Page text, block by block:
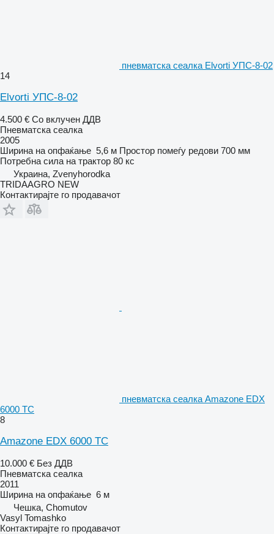
пневматска сеалка Elvorti УПС-8-02
14
Elvorti УПС-8-02
4.500 € Со вклучен ДДВ
Пневматска сеалка
2005
Ширина на опфаќање 5,6 м Простор помеѓу редови 700 мм
Потребна сила на трактор 80 кс
Украина, Zvenyhorodka
TRIDAAGRO NEW
Контактирајте го продавачот
пневматска сеалка Amazone EDX
6000 TC
8
Amazone EDX 6000 TC
10.000 € Без ДДВ
Пневматска сеалка
2011
Ширина на опфаќање 6 м
Чешка, Chomutov
Vasyl Tomashko
Контактирајте го продавачот